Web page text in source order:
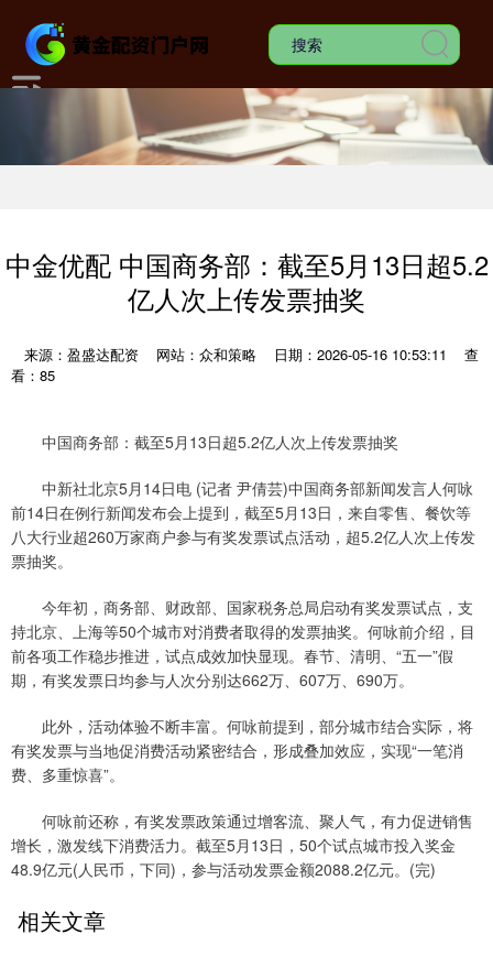
中金优配 中国商务部：截至5月13日超5.2
亿人次上传发票抽奖
来源：盈盛达配资 网站：众和策略 日期：2026-05-16 10:53:11
查
看：85
中国商务部：截至5月13日超5.2亿人次上传发票抽奖
中新社北京5月14日电 (记者 尹倩芸)中国商务部新闻发言人何咏
前14日在例行新闻发布会上提到，截至5月13日，来自零售、餐饮等
八大行业超260万家商户参与有奖发票试点活动，超5.2亿人次上传发
票抽奖。
今年初，商务部、财政部、国家税务总局启动有奖发票试点，支
持北京、上海等50个城市对消费者取得的发票抽奖。何咏前介绍，目
前各项工作稳步推进，试点成效加快显现。春节、清明、“五一”假
期，有奖发票日均参与人次分别达662万、607万、690万。
此外，活动体验不断丰富。何咏前提到，部分城市结合实际，将
有奖发票与当地促消费活动紧密结合，形成叠加效应，实现“一笔消
费、多重惊喜”。
何咏前还称，有奖发票政策通过增客流、聚人气，有力促进销售
增长，激发线下消费活力。截至5月13日，50个试点城市投入奖金
48.9亿元(人民币，下同)，参与活动发票金额2088.2亿元。(完)
相关文章